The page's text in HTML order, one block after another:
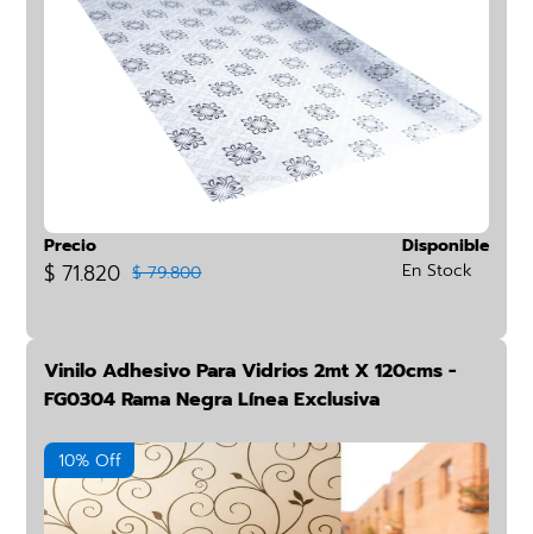
Precio
$ 71.820 $ 79.800
Disponible
En Stock
Vinilo Adhesivo Para Vidrios 2mt X 120cms -
FG0304 Rama Negra Línea Exclusiva
10% Off